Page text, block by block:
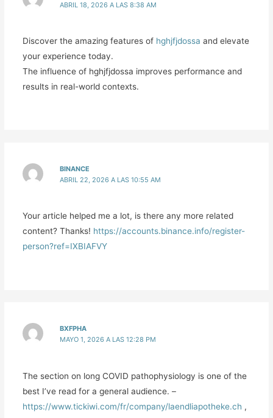
ABRIL 18, 2026 A LAS 8:38 AM
Discover the amazing features of hghjfjdossa and elevate
your experience today.
The influence of hghjfjdossa improves performance and
results in real-world contexts.
BINANCE
ABRIL 22, 2026 A LAS 10:55 AM
Your article helped me a lot, is there any more related
content? Thanks! https://accounts.binance.info/register-
person?ref=IXBIAFVY
BXFPHA
MAYO 1, 2026 A LAS 12:28 PM
The section on long COVID pathophysiology is one of the
best I’ve read for a general audience. –
https://www.tickiwi.com/fr/company/laendliapotheke.ch ,